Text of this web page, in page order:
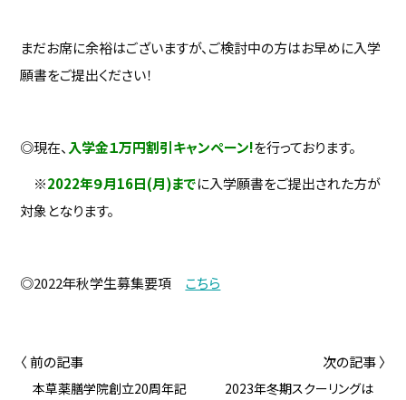
まだお席に余裕はございますが、ご検討中の方はお早めに入学
願書をご提出ください！
◎現在、 入学金１万円割引キャンペーン!を行っております。
※2022年９月16日(月)までに入学願書をご提出された方が
対象となります。
◎2022年秋学生募集要項 こちら
〈 前の記事
本草薬膳学院創立20周年記
次の記事 〉
2023年冬期スクーリングは